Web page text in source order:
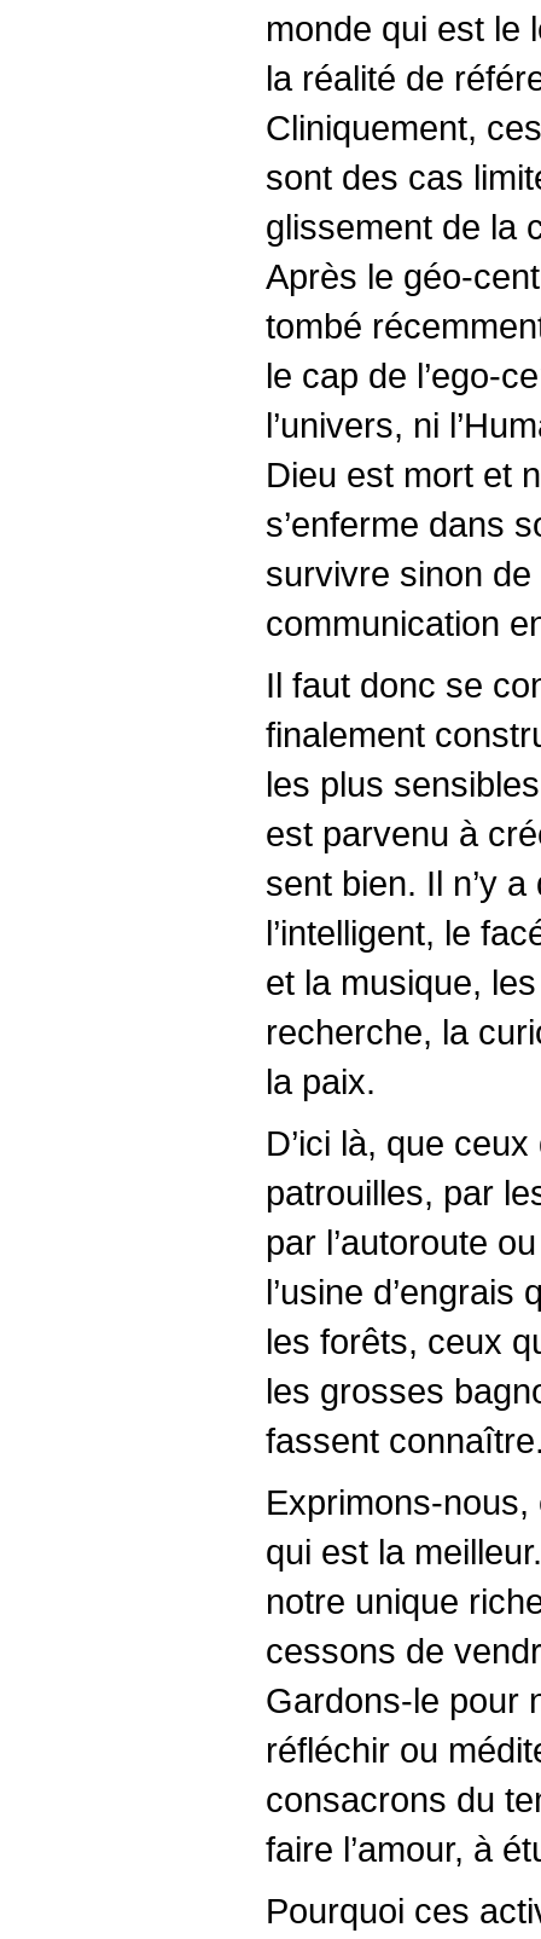
monde qui est le
la réalité de
Cliniquement,
sont des cas
glissement de la
Après le géo-
tombé
le cap de l’ego-
l’univers, ni
Dieu est mort et
s’enferme dans
survivre sinon de
communication
Il faut donc se
finalement
les plus
est parvenu à
sent bien. Il n’y
l’intelligent, le
et la musique,
recherche, la
la paix.
D’ici là, que
patrouilles, par
par l’autoroute
l’usine
les forêts, ceux
les grosses
fassent
Exprimons-
qui est la
notre unique
cessons de
Gardons-le pour
réfléchir ou
consacrons du
faire l’amour, à
Pourquoi ces